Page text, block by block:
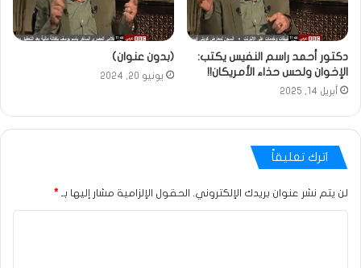
دكتور أحمد راسم النفيس يكتب:
الإخوان ولحس حذاء الأمريكان!!
أبريل 14, 2025
(بدون عنوان)
يونيو 20, 2024
اترك تعليقاً
لن يتم نشر عنوان بريدك الإلكتروني. الحقول الإلزامية مشار إليها بـ *